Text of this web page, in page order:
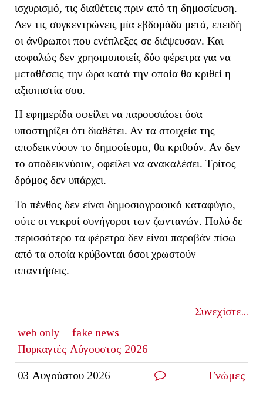
ισχυρισμό, τις διαθέτεις πριν από τη δημοσίευση.
Δεν τις συγκεντρώνεις μία εβδομάδα μετά, επειδή
οι άνθρωποι που ενέπλεξες σε διέψευσαν. Και
ασφαλώς δεν χρησιμοποιείς δύο φέρετρα για να
μεταθέσεις την ώρα κατά την οποία θα κριθεί η
αξιοπιστία σου.
Η εφημερίδα οφείλει να παρουσιάσει όσα
υποστηρίζει ότι διαθέτει. Αν τα στοιχεία της
αποδεικνύουν το δημοσίευμα, θα κριθούν. Αν δεν
το αποδεικνύουν, οφείλει να ανακαλέσει. Τρίτος
δρόμος δεν υπάρχει.
Το πένθος δεν είναι δημοσιογραφικό καταφύγιο,
ούτε οι νεκροί συνήγοροι των ζωντανών. Πολύ δε
περισσότερο τα φέρετρα δεν είναι παραβάν πίσω
από τα οποία κρύβονται όσοι χρωστούν
απαντήσεις.
Συνεχίστε...
web only
fake news
Πυρκαγιές Αύγουστος 2026
03 Αυγούστου 2026 Γνώμες